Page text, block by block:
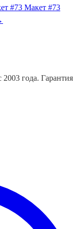
Макет #73
года. Гарантия